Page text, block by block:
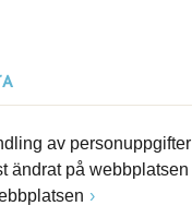
av personuppgifter
ändrat på webbplatsen